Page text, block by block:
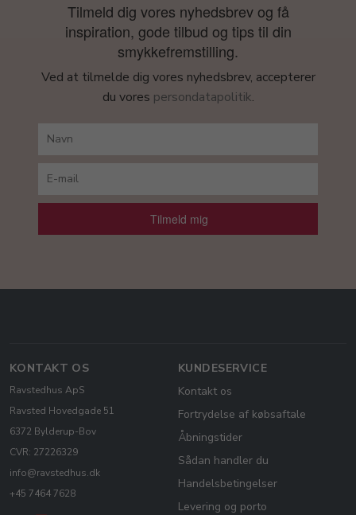
Tilmeld dig vores nyhedsbrev og få
inspiration, gode tilbud og tips til din
smykkefremstilling.
Ved at tilmelde dig vores nyhedsbrev, accepterer
du vores persondatapolitik.
Tilmeld mig
KONTAKT OS
Ravstedhus ApS
Ravsted Hovedgade 51
6372 Bylderup-Bov
CVR: 27226329
info@ravstedhus.dk
+45 7464 7628
KUNDESERVICE
Kontakt os
Fortrydelse af købsaftale
Åbningstider
Sådan handler du
Handelsbetingelser
Levering og porto